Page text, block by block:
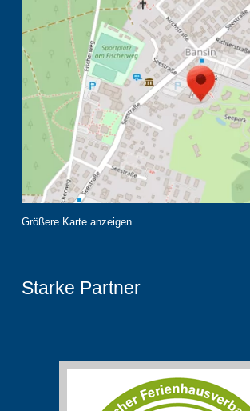
Größere Karte anzeigen
Starke Partner